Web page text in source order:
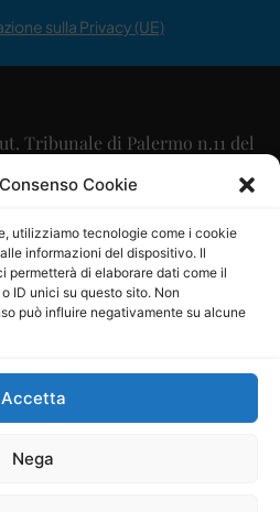
Cookie
utilizziamo tecnologie come i cookie
informazioni del dispositivo. Il
permetterà di elaborare dati come il
ID unici su questo sito. Non
può influire negativamente su alcune
Accetta
Nega
sulla Privacy (UE)
Tribunale di Palermo n.11 del
09/2015
Maurizio Scaglione
Maria Calabrese
06334930820
Società Cooperativa a r.l. è
Operatori di Comunicazione al